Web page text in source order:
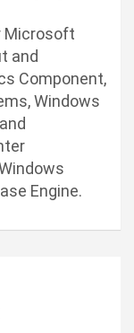
Microsoft
and
Component,
Windows
Engine.